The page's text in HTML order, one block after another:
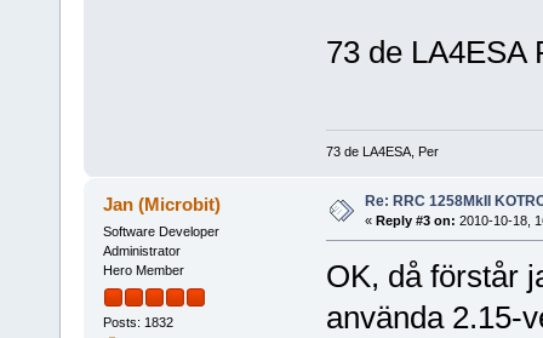
73 de LA4ESA
73 de LA4ESA, Per
Jan (Microbit)
Software Developer
Administrator
Hero Member
Posts: 1832
Re: RRC 1258MkII
« Reply #3 on: 2010-10-18,
OK, då förstår
använda 2.15-